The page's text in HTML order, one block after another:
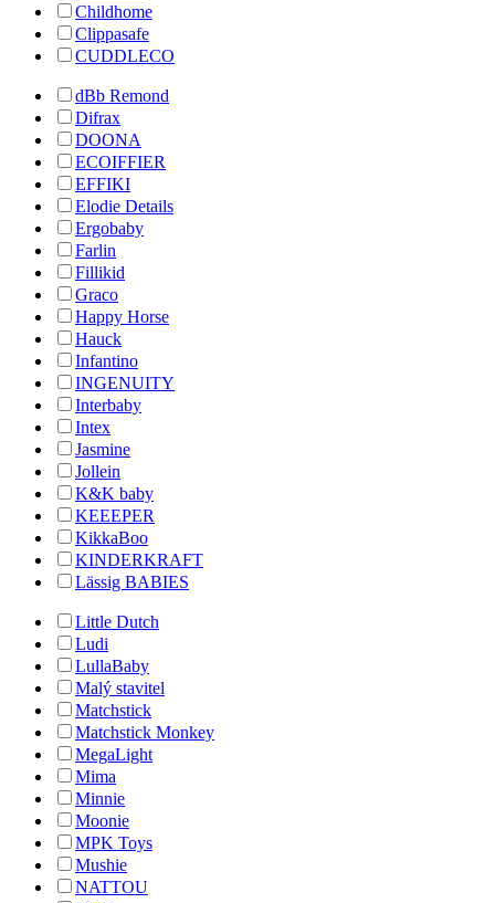
Childhome
Clippasafe
CUDDLECO
dBb Remond
Difrax
DOONA
ECOIFFIER
EFFIKI
Elodie Details
Ergobaby
Farlin
Fillikid
Graco
Happy Horse
Hauck
Infantino
INGENUITY
Interbaby
Intex
Jasmine
Jollein
K&K baby
KEEEPER
KikkaBoo
KINDERKRAFT
Lässig BABIES
Little Dutch
Ludi
LullaBaby
Malý stavitel
Matchstick
Matchstick Monkey
MegaLight
Mima
Minnie
Moonie
MPK Toys
Mushie
NATTOU